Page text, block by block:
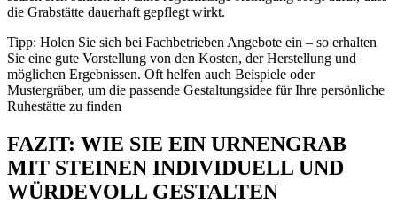
die Grabstätte dauerhaft gepflegt wirkt.
Tipp: Holen Sie sich bei Fachbetrieben Angebote ein – so erhalten
Sie eine gute Vorstellung von den Kosten, der Herstellung und
möglichen Ergebnissen. Oft helfen auch Beispiele oder
Mustergräber, um die passende Gestaltungsidee für Ihre persönliche
Ruhestätte zu finden
FAZIT: WIE SIE EIN URNENGRAB
MIT STEINEN INDIVIDUELL UND
WÜRDEVOLL GESTALTEN